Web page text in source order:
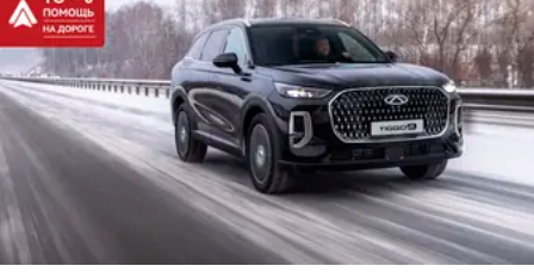
CHERY REMOTE
CHERY И СПОРТ
НАШИ МЕРОПРИЯТИЯ